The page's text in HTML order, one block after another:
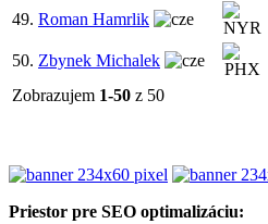
49. Roman Hamrlik
50. Zbynek Michalek
Zobrazujem 1-50 z 50
Priestor pre SEO optimalizáciu: